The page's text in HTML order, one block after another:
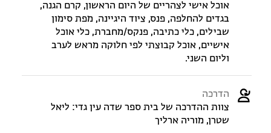
אוכל אישי לצהריים של היום הראשון, קרם הגנה,
בגדים להחלפה, פנס, ציוד היגיינה, מפת סימון
שבילים, כלי כתיבה, פנקס/מחברת, כלי אוכל
אישיים, אוכל קבוצתי לפי חלוקה מראש לערב
וליום השני.
הדרכה
צוות ההדרכה של בית ספר שדה עין גדי: ליאל
שטרן, מוריה ארליך